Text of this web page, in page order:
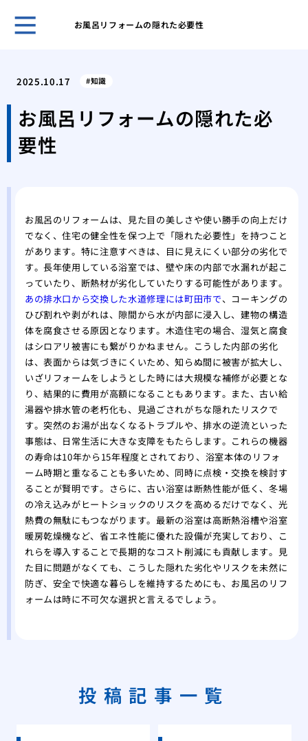
お風呂リフォームの隠れた必要性
畳
ォ
徹
お
う
い
壁
関係
2025.10.17 知識
お風呂リフォームの隠れた必
要性
お風呂のリフォームは、見た目の美しさや使い勝手の向上だけ
でなく、住宅の健全性を保つ上で「隠れた必要性」を持つこと
があります。特に注意すべきは、目に見えにくい部分の劣化で
す。長年使用している浴室では、壁や床の内部で水漏れが起こ
っていたり、断熱材が劣化していたりする可能性があります。
あの排水口から交換した水道修理には町田市で、コーキングの
ひび割れや剥がれは、隙間から水が内部に浸入し、建物の構造
体を腐食させる原因となります。木造住宅の場合、湿気と腐食
はシロアリ被害にも繋がりかねません。こうした内部の劣化
は、表面からは気づきにくいため、知らぬ間に被害が拡大し、
いざリフォームをしようとした時には大規模な補修が必要とな
り、結果的に費用が高額になることもあります。また、古い給
湯器や排水管の老朽化も、見過ごされがちな隠れたリスクで
す。突然のお湯が出なくなるトラブルや、排水の逆流といった
事態は、日常生活に大きな支障をもたらします。これらの機器
の寿命は10年から15年程度とされており、浴室本体のリフォ
ーム時期と重なることも多いため、同時に点検・交換を検討す
ることが賢明です。さらに、古い浴室は断熱性能が低く、冬場
の冷え込みがヒートショックのリスクを高めるだけでなく、光
熱費の無駄にもつながります。最新の浴室は高断熱浴槽や浴室
暖房乾燥機など、省エネ性能に優れた設備が充実しており、こ
れらを導入することで長期的なコスト削減にも貢献します。見
た目に問題がなくても、こうした隠れた劣化やリスクを未然に
防ぎ、安全で快適な暮らしを維持するためにも、お風呂のリフ
ォームは時に不可欠な選択と言えるでしょう。
投稿記事一覧